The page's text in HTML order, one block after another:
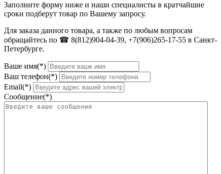
Заполните форму ниже и наши специалисты в кратчайшие
сроки подберут товар по Вашему запросу.
Для заказа данного товара, а также по любым вопросам
обращайтесь по ☎ 8(812)904-04-39, +7(906)265-17-55 в Санкт-
Петербурге.
Ваше имя(*)
Ваш телефон(*)
Email(*)
Сообщение(*)